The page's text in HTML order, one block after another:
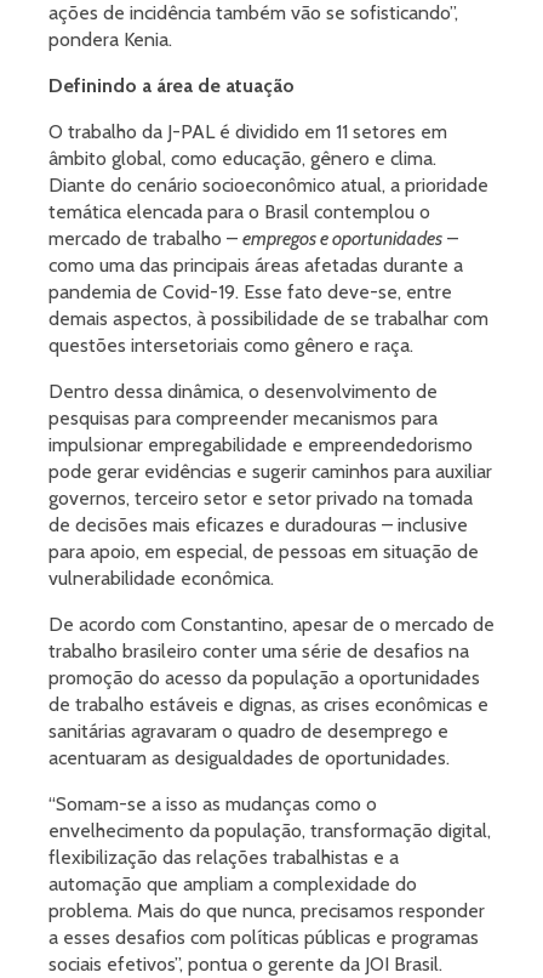
ações de incidência também vão se sofisticando”,
pondera Kenia.
Definindo a área de atuação
O trabalho da J-PAL é dividido em 11 setores em
âmbito global, como educação, gênero e clima.
Diante do cenário socioeconômico atual, a prioridade
temática elencada para o Brasil contemplou o
mercado de trabalho – empregos e oportunidades –
como uma das principais áreas afetadas durante a
pandemia de Covid-19. Esse fato deve-se, entre
demais aspectos, à possibilidade de se trabalhar com
questões intersetoriais como gênero e raça.
Dentro dessa dinâmica, o desenvolvimento de
pesquisas para compreender mecanismos para
impulsionar empregabilidade e empreendedorismo
pode gerar evidências e sugerir caminhos para auxiliar
governos, terceiro setor e setor privado na tomada
de decisões mais eficazes e duradouras – inclusive
para apoio, em especial, de pessoas em situação de
vulnerabilidade econômica.
De acordo com Constantino, apesar de o mercado de
trabalho brasileiro conter uma série de desafios na
promoção do acesso da população a oportunidades
de trabalho estáveis e dignas, as crises econômicas e
sanitárias agravaram o quadro de desemprego e
acentuaram as desigualdades de oportunidades.
“Somam-se a isso as mudanças como o
envelhecimento da população, transformação digital,
flexibilização das relações trabalhistas e a
automação que ampliam a complexidade do
problema. Mais do que nunca, precisamos responder
a esses desafios com políticas públicas e programas
sociais efetivos”, pontua o gerente da JOI Brasil.